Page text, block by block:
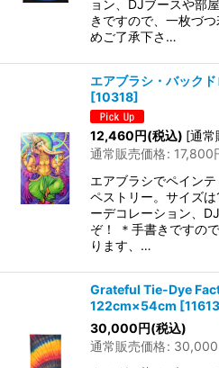
ョン、DJブースや部
きですので、一枚づ
めご了承下さ…
エアブラシ・バック
[10318]
12,460円(税込) [通常
通常販売価格: 17,800
エアブラシでペイン
ペストリー。サイズ
ーデコレーション、
ぞ！ ＊手書きですの
ります、…
Grateful Tie-Dye
122cm×54cm [11613
30,000円(税込)
通常販売価格: 30,000